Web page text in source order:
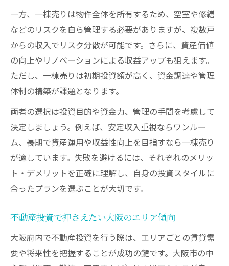
大阪の不動産投資会社ランキングの活用法
不動産投資で長期安定収益を得る大阪のコ
ツ
大阪で不動産投資のリスクを最小限に抑え
運用安定性を重視した不動産投資のポイン
ト
大阪で長期運用を見据えた物件選びの秘訣
将来性の高い大阪の不動産投資エリアとは
一方、一棟売りは物件全体を所有するため、空室や修繕
などのリスクを自ら管理する必要がありますが、複数戸
からの収入でリスク分散が可能です。さらに、資産価値
の向上やリノベーションによる収益アップも狙えます。
ただし、一棟売りは初期投資額が高く、資金調達や管理
体制の構築が課題となります。
両者の選択は投資目的や資金力、管理の手間を考慮して
決定しましょう。例えば、安定収入重視ならワンルー
ム、長期で資産運用や収益性向上を目指すなら一棟売り
が適しています。失敗を避けるには、それぞれのメリッ
ト・デメリットを正確に理解し、自身の投資スタイルに
合ったプランを選ぶことが大切です。
不動産投資で押さえたい大阪のエリア傾向
大阪府内で不動産投資を行う際は、エリアごとの賃貸需
要や将来性を把握することが成功の鍵です。大阪市の中